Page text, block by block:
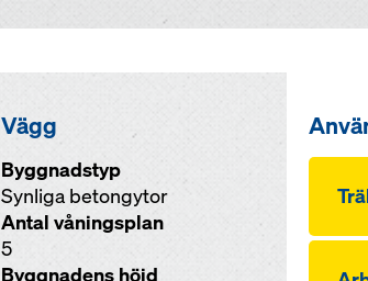
Vägg
Byggnadstyp
Synliga betongytor
Antal våningsplan
5
Byggnadens höjd